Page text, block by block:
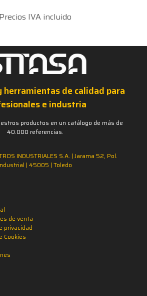
Precios IVA incluido
herramientas de calidad para
e industria
productos en un catálogo de más de
40.000 referencias.
INDUSTRIALES S.A. | Jarama 52, Pol.
| 45005 | Toledo
de venta
privacidad
Cookies